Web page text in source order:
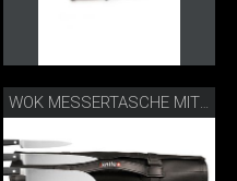
WOK MESSERTASCHE MIT SCHLEIFGERÄT